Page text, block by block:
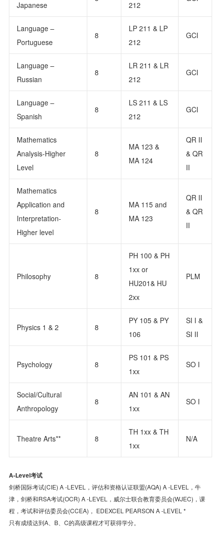
Japanese 212
Language –
Portuguese
8
LP 211 & LP
212
GCI
Language –
Russian
8
LR 211 & LR
212
GCI
Language –
Spanish
8
LS 211 & LS
212
GCI
Mathematics
Analysis-Higher
Level
8
MA 123 &
MA 124
QR II
& QR
II
Mathematics
Application and
Interpretation-
Higher level
8
MA 115 and
MA 123
QR II
& QR
II
Philosophy 8
PH 100 & PH
1xx or
HU201& HU
2xx
PLM
Physics 1 & 2 8
PY 105 & PY
106
SI I &
SI II
Psychology 8
PS 101 & PS
1xx
SO I
Social/Cultural
Anthropology
8
AN 101 & AN
1xx
SO I
Theatre Arts** 8
TH 1xx & TH
1xx
N/A
A-Level考试
剑桥国际考试(CIE) A -LEVEL，评估和资格认证联盟(AQA) A -LEVEL，牛
津，剑桥和RSA考试(OCR) A -LEVEL，威尔士联合教育委员会(WJEC)，课
程，考试和评估委员会(CCEA)， EDEXCEL PEARSON A -LEVEL *
只有成绩达到A、B、C的高级课程才可获得学分。